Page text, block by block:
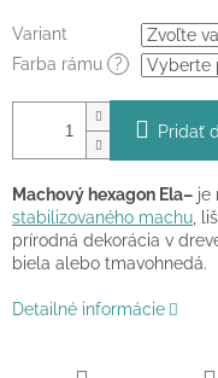
Variant
Farba rámu
?
Pridať
Machový hexagon Ela– je
stabilizovaného machu,
prírodná dekorácia v
biela alebo tmavohnedá.
Detailné informácie